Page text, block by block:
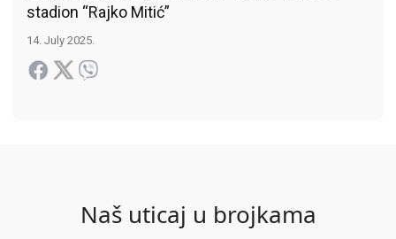
stadion “Rajko Mitić”
14. July 2025.
Naš uticaj u brojkama